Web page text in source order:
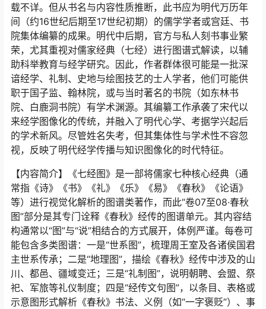
载不详。但从书名与内容性质推断，此书应为明代万历年
间（约16世纪后期至17世纪初期）的儒学学者或宫廷、书
院集体编纂的成果。明代中后期，官方与私人刻书事业繁
荣，尤其重视对儒家经典（七经）进行图谱式解读，以辅
助科举教育与经学研究。因此，作者群体很可能是一批深
谙经学、礼制、史地与绘图技艺的士人学者，他们可能供
职于国子监、翰林院，或与当时著名的书院（如东林书
院、白鹿洞书院）有学术渊源。其编纂工作承袭了宋代以
来经学图像化的传统，并融入了明代心学、考据学兴起后
的学术新风。尽管姓名失考，但其集体性与学术性不容忽
视，反映了明代经学传播与知识图像化的时代特征。
【内容简介】《七经图》是一部将儒家七种核心经典（通
常指《诗》《书》《礼》《乐》《易》《春秋》《论语》
等）进行视觉化解析的图谱类著作，而此“卷07至08·春秋
图”部分是其专门诠释《春秋》经传的图谱单元。其内容结
构通常以“图”与“说”相结合的方式展开，体例严谨。每卷可
能包含多类图谱：一是“世系图”，梳理周王室及各诸侯国君
主世系传承；二是“地理图”，描绘《春秋》经传中涉及的山
川、都邑、疆域变迁；三是“礼制图”，说明朝聘、会盟、祭
祀、军旅等礼仪制度；四是“经传文句图”，以条目、表格或
示意图形式解析《春秋》书法、义例（如“一字褒贬”）、事